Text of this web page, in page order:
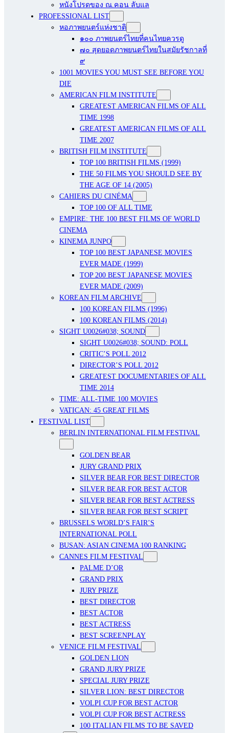
หนังโปรดของ ณ.คอน ลับแล
PROFESSIONAL LIST
หอภาพยนตร์แห่งชาติ
๑๐๐ ภาพยนตร์ไทยที่คนไทยควรดู
๗๐ สุดยอดภาพยนตร์ไทยในสมัยรัชกาลที่
๙
1001 MOVIES YOU MUST SEE BEFORE YOU
DIE
AMERICAN FILM INSTITUTE
GREATEST AMERICAN FILMS OF ALL
TIME 1998
GREATEST AMERICAN FILMS OF ALL
TIME 2007
BRITISH FILM INSTITUTE
TOP 100 BRITISH FILMS (1999)
THE 50 FILMS YOU SHOULD SEE BY
THE AGE OF 14 (2005)
CAHIERS DU CINÉMA
TOP 100 OF ALL TIME
EMPIRE: THE 100 BEST FILMS OF WORLD
CINEMA
KINEMA JUNPO
TOP 100 BEST JAPANESE MOVIES
EVER MADE (1999)
TOP 200 BEST JAPANESE MOVIES
EVER MADE (2009)
KOREAN FILM ARCHIVE
100 KOREAN FILMS (1996)
100 KOREAN FILMS (2014)
SIGHT U0026#038; SOUND
SIGHT U0026#038; SOUND: POLL
CRITIC’S POLL 2012
DIRECTOR’S POLL 2012
GREATEST DOCUMENTARIES OF ALL
TIME 2014
TIME: ALL-TIME 100 MOVIES
VATICAN: 45 GREAT FILMS
FESTIVAL LIST
BERLIN INTERNATIONAL FILM FESTIVAL
GOLDEN BEAR
JURY GRAND PRIX
SILVER BEAR FOR BEST DIRECTOR
SILVER BEAR FOR BEST ACTOR
SILVER BEAR FOR BEST ACTRESS
SILVER BEAR FOR BEST SCRIPT
BRUSSELS WORLD’S FAIR’S
INTERNATIONAL POLL
BUSAN: ASIAN CINEMA 100 RANKING
CANNES FILM FESTIVAL
PALME D’OR
GRAND PRIX
JURY PRIZE
BEST DIRECTOR
BEST ACTOR
BEST ACTRESS
BEST SCREENPLAY
VENICE FILM FESTIVAL
GOLDEN LION
GRAND JURY PRIZE
SPECIAL JURY PRIZE
SILVER LION: BEST DIRECTOR
VOLPI CUP FOR BEST ACTOR
VOLPI CUP FOR BEST ACTRESS
100 ITALIAN FILMS TO BE SAVED